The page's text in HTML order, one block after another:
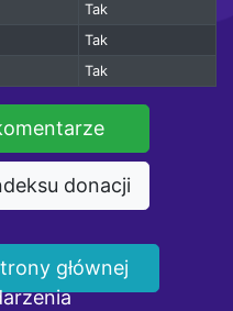
Tak
Tak
Tak
donacji
głównej